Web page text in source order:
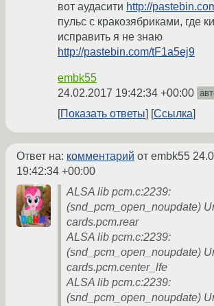
вот аудасити http://
пульс с кракозябриками, где
исправить я не знаю
http://pastebin.com/tF1a5ej9
embk55
24.02.2017 19:42:34 +00:00
Показать ответы Ссылка
Ответ на: комментарий от embk55
19:42:34 +00:00
ALSA lib pcm.c:2239:
(snd_pcm_open_noupdate)
cards.pcm.rear
ALSA lib pcm.c:2239:
(snd_pcm_open_noupdate)
cards.pcm.center_lfe
ALSA lib pcm.c:2239:
(snd_pcm_open_noupdate)